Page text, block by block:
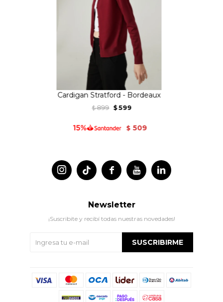
Cardigan Stratford - Bordeaux
$ 899 $ 599
$ 509
 
 
Newsletter
¡Suscribite y recibí todas nuestras novedades!
SUSCRIBIRME